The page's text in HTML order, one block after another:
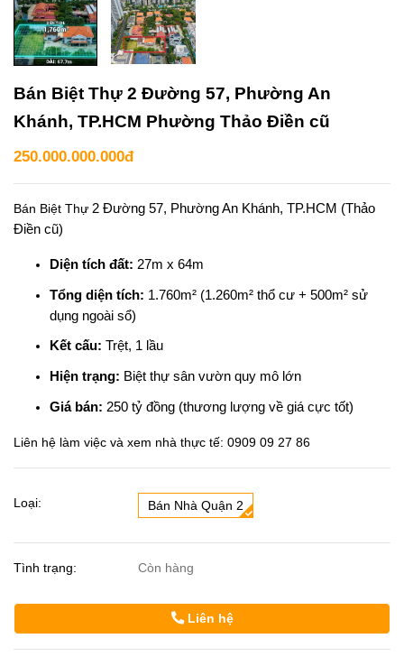
Bán Biệt Thự 2 Đường 57, Phường An
Khánh, TP.HCM Phường Thảo Điền cũ
250.000.000.000đ
Bán Biệt Thự 2 Đường 57, Phường An Khánh, TP.HCM (Thảo
Điền cũ)
Diện tích đất: 27m x 64m
Tổng diện tích: 1.760m² (1.260m² thổ cư + 500m² sử
dụng ngoài sổ)
Kết cấu: Trệt, 1 lầu
Hiện trạng: Biệt thự sân vườn quy mô lớn
Giá bán: 250 tỷ đồng (thương lượng về giá cực tốt)
Liên hệ làm việc và xem nhà thực tế: 0909 09 27 86
Loại: Bán Nhà Quận 2
Tình trạng: Còn hàng
Liên hệ